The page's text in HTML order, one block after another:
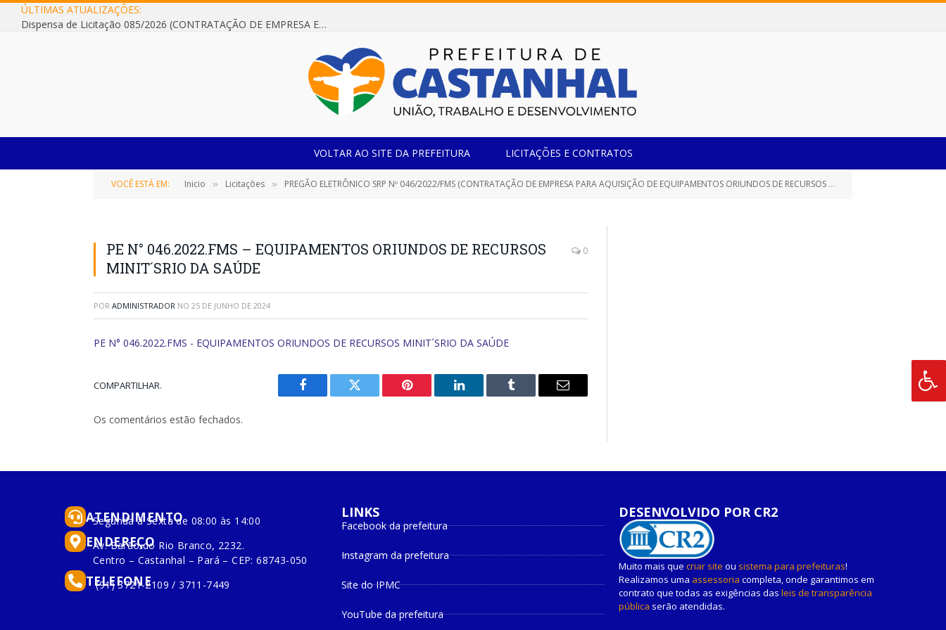
ÚLTIMAS ATUALIZAÇÕES:
Dispensa de Licitação 085/2026 (CONTRATAÇÃO DE EMPRESA ESPECIALIZADA NA FABRICAÇÃO DE MÓVEIS SOB MEDIDA COM ESTRUTURA METÁLICA EM METALON PARA ATENDIMENTO DAS NECESSIDADES DA SALA SIMOV DA EMEF MADRE MARIA VIGANÓ)
VOLTAR AO SITE DA PREFEITURA LICITAÇÕES E CONTRATOS
VOCÊ ESTÁ EM: Inicio » Licitações » PREGÃO ELETRÔNICO SRP Nº 046/2022/FMS (CONTRATAÇÃO DE EMPRESA PARA AQUISIÇÃO DE EQUIPAMENTOS ORIUNDOS DE RECURSOS VIA MINISTÉRIO DA SAÚDE)
PE N° 046.2022.FMS – EQUIPAMENTOS ORIUNDOS DE RECURSOS
MINIT´SRIO DA SAÚDE
0
POR ADMINISTRADOR NO 25 DE JUNHO DE 2024
PE N° 046.2022.FMS - EQUIPAMENTOS ORIUNDOS DE RECURSOS MINIT´SRIO DA SAÚDE
COMPARTILHAR.
Facebook Twitter Pinterest
O
Tumblr
E-
Os comentários estão fechados.
ATENDIMENTO
Segunda à Sexta de 08:00 às 14:00
ENDEREÇO
Av. Barão do Rio Branco, 2232.
Centro – Castanhal – Pará – CEP: 68743-050
TELEFONE
(91) 3721-2109 / 3711-7449
LINKS
Facebook da prefeitura
Instagram da prefeitura
Site do IPMC
YouTube da prefeitura
DESENVOLVIDO POR CR2
Muito mais que criar site ou sistema para prefeituras!
Realizamos uma assessoria completa, onde garantimos em
contrato que todas as exigências das leis de transparência
pública serão atendidas.